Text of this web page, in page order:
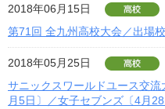
2018年06月15日
第71回 全九州高校大会／出場
2018年05月25日
サニックスワールドユース交
月5日〕／女子セブンズ〔4月